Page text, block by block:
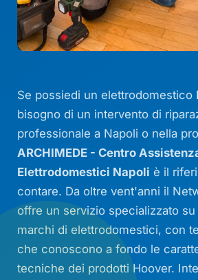
Se possiedi un elettrodomestico
bisogno di un intervento di
professionale a Napoli o nella
ARCHIMEDE - Centro
Elettrodomestici Napoli è il
contare. Da oltre vent'anni il
offre un servizio specializzato
marchi di elettrodomestici, con
che conoscono a fondo le
tecniche dei prodotti Hoover.